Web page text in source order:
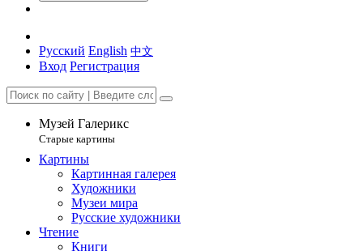
Русский English 中文
Вход Регистрация
Музей Галерикс
Старые картины
Картины
Картинная галерея
Художники
Музеи мира
Русские художники
Чтение
Книги